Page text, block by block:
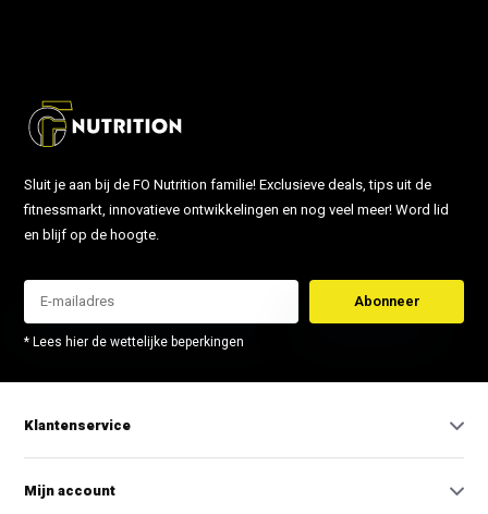
Sluit je aan bij de FO Nutrition familie! Exclusieve deals, tips uit de
fitnessmarkt, innovatieve ontwikkelingen en nog veel meer! Word lid
en blijf op de hoogte.
Abonneer
* Lees hier de wettelijke beperkingen
Klantenservice
Mijn account